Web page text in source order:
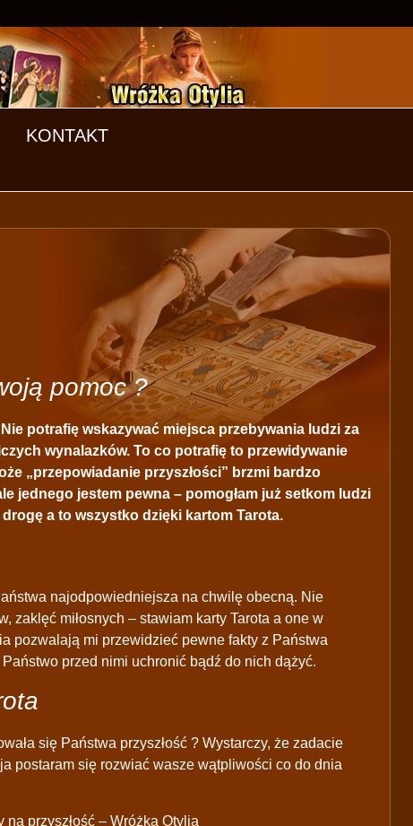
KONTAKT
pomoc ?
potrafię wskazywać miejsca przebywania ludzi za
wynalazków. To co potrafię to przewidywanie
„przepowiadanie przyszłości” brzmi bardzo
jednego jestem pewna – pomogłam już setkom ludzi
a to wszystko dzięki kartom Tarota.
najodpowiedniejsza na chwilę obecną. Nie
zaklęć miłosnych – stawiam karty Tarota a one w
pozwalają mi przewidzieć pewne fakty z Państwa
przed nimi uchronić bądź do nich dążyć.
się Państwa przyszłość ? Wystarczy, że zadacie
postaram się rozwiać wasze wątpliwości co do dnia
przyszłość – Wróżka Otylia